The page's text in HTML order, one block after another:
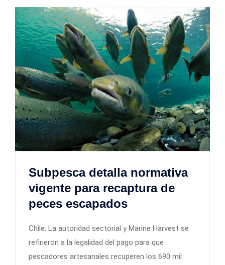
Subpesca detalla normativa
vigente para recaptura de
peces escapados
Chile: La autoridad sectorial y Marine Harvest se
refirieron a la legalidad del pago para que
pescadores artesanales recuperen los 690 mil